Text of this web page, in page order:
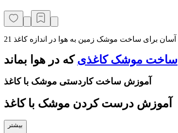
ساخت موشک کاغذیکه در هوا بماند
آموزش ساخت کاردستی موشک با کاغذ
آموزش درست کردن موشک با کاغذ
بیشتر